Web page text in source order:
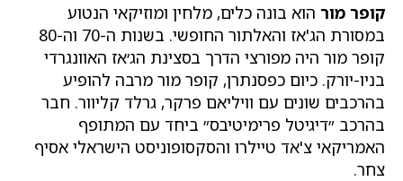
קופר מור הוא בונה כלים, מלחין ומוזיקאי הנטוע
במסורת הג'אז והאלתור החופשי. בשנות ה-70 וה-80
קופר מור היה מפורצי הדרך בסצינת הג׳אז האוונגרדי
בניו-יורק. כיום כפסנתרן, קופר מור מרבה להופיע
בהרכבים שונים עם וויליאם פרקר, גרלד קליוור. חבר
בהרכב ״דיגיטל פרימיטיבס״ ביחד עם המתופף
האמריקאי צ'אד טיילרו והסקסופוניסט הישראלי אסיף
צחר.